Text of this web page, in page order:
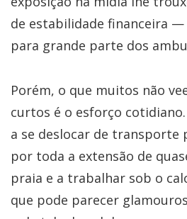
de estabilidade financeira
para grande parte dos
Porém, o que muitos não
curtos é o esforço
a se deslocar de transporte
por toda a extensão de
praia e a trabalhar sob o
que pode parecer